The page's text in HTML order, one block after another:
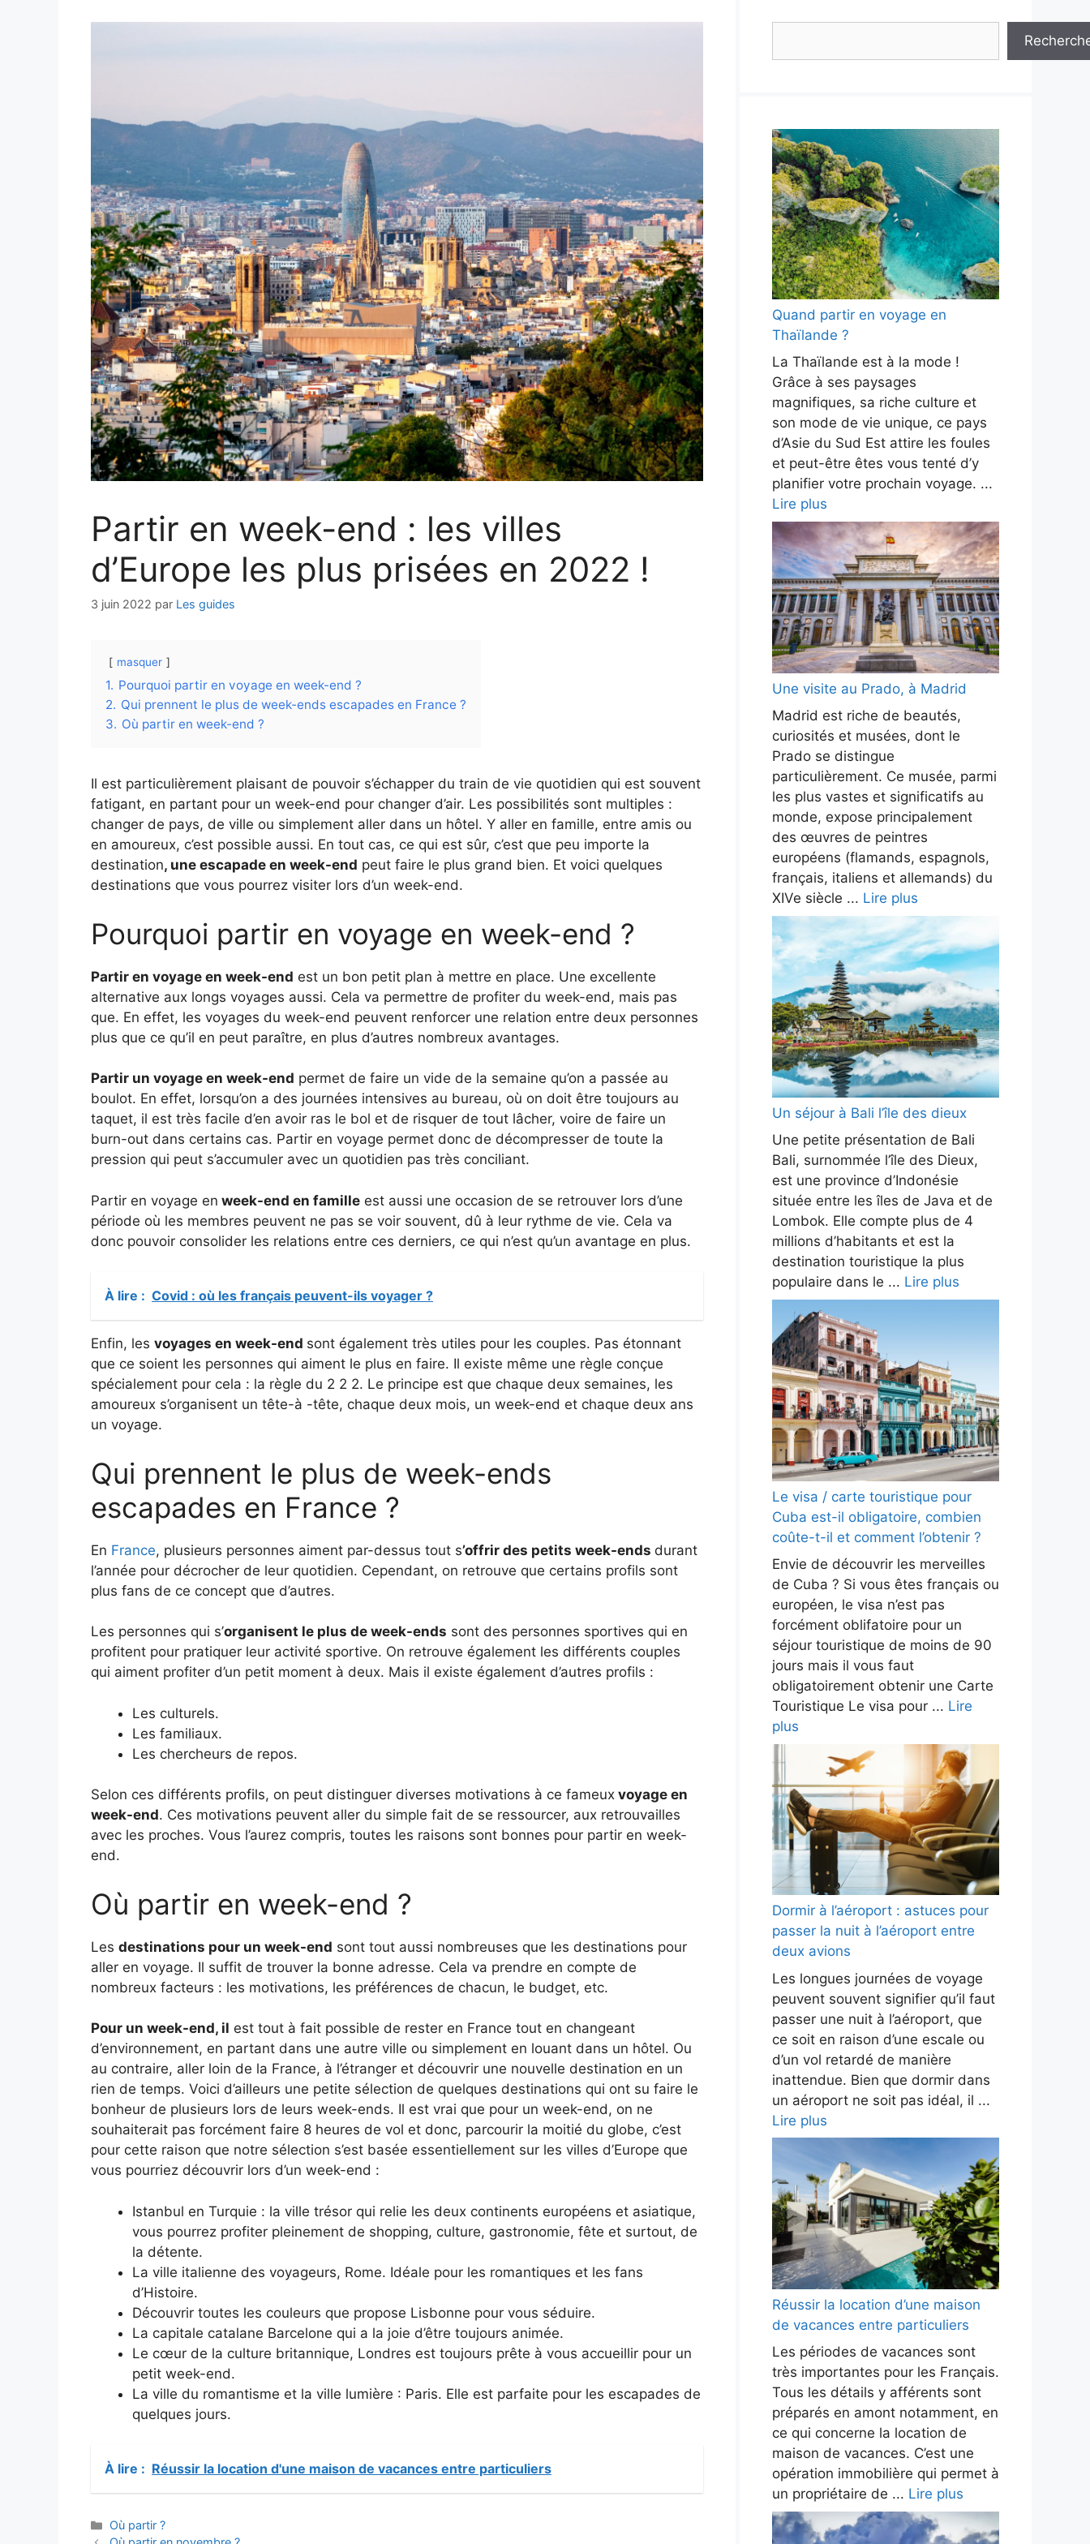
Partir en week-end : les villes
d’Europe les plus prisées en 2022 !
3 juin 2022 par Les guides
masquer
1. Pourquoi partir en voyage en week-end ?
2. Qui prennent le plus de week-ends escapades en France ?
3. Où partir en week-end ?
Il est particulièrement plaisant de pouvoir s’échapper du train de vie quotidien qui est souvent
fatigant, en partant pour un week-end pour changer d’air. Les possibilités sont multiples :
changer de pays, de ville ou simplement aller dans un hôtel. Y aller en famille, entre amis ou
en amoureux, c’est possible aussi. En tout cas, ce qui est sûr, c’est que peu importe la
destination, une escapade en week-end peut faire le plus grand bien. Et voici quelques
destinations que vous pourrez visiter lors d’un week-end.
Pourquoi partir en voyage en week-end ?
Partir en voyage en week-end est un bon petit plan à mettre en place. Une excellente
alternative aux longs voyages aussi. Cela va permettre de profiter du week-end, mais pas
que. En effet, les voyages du week-end peuvent renforcer une relation entre deux personnes
plus que ce qu’il en peut paraître, en plus d’autres nombreux avantages.
Partir un voyage en week-end permet de faire un vide de la semaine qu’on a passée au
boulot. En effet, lorsqu’on a des journées intensives au bureau, où on doit être toujours au
taquet, il est très facile d’en avoir ras le bol et de risquer de tout lâcher, voire de faire un
burn-out dans certains cas. Partir en voyage permet donc de décompresser de toute la
pression qui peut s’accumuler avec un quotidien pas très conciliant.
Partir en voyage en week-end en famille est aussi une occasion de se retrouver lors d’une
période où les membres peuvent ne pas se voir souvent, dû à leur rythme de vie. Cela va
donc pouvoir consolider les relations entre ces derniers, ce qui n’est qu’un avantage en plus.
À lire : Covid : où les français peuvent-ils voyager ?
Enfin, les voyages en week-end sont également très utiles pour les couples. Pas étonnant
que ce soient les personnes qui aiment le plus en faire. Il existe même une règle conçue
spécialement pour cela : la règle du 2 2 2. Le principe est que chaque deux semaines, les
amoureux s’organisent un tête-à -tête, chaque deux mois, un week-end et chaque deux ans
un voyage.
Qui prennent le plus de week-ends
escapades en France ?
En France, plusieurs personnes aiment par-dessus tout s’offrir des petits week-ends durant
l’année pour décrocher de leur quotidien. Cependant, on retrouve que certains profils sont
plus fans de ce concept que d’autres.
Les personnes qui s’organisent le plus de week-ends sont des personnes sportives qui en
profitent pour pratiquer leur activité sportive. On retrouve également les différents couples
qui aiment profiter d’un petit moment à deux. Mais il existe également d’autres profils :
Les culturels.
Les familiaux.
Les chercheurs de repos.
Selon ces différents profils, on peut distinguer diverses motivations à ce fameux voyage en
week-end. Ces motivations peuvent aller du simple fait de se ressourcer, aux retrouvailles
avec les proches. Vous l’aurez compris, toutes les raisons sont bonnes pour partir en week-
end.
Où partir en week-end ?
Les destinations pour un week-end sont tout aussi nombreuses que les destinations pour
aller en voyage. Il suffit de trouver la bonne adresse. Cela va prendre en compte de
nombreux facteurs : les motivations, les préférences de chacun, le budget, etc.
Pour un week-end, il est tout à fait possible de rester en France tout en changeant
d’environnement, en partant dans une autre ville ou simplement en louant dans un hôtel. Ou
au contraire, aller loin de la France, à l’étranger et découvrir une nouvelle destination en un
rien de temps. Voici d’ailleurs une petite sélection de quelques destinations qui ont su faire le
bonheur de plusieurs lors de leurs week-ends. Il est vrai que pour un week-end, on ne
souhaiterait pas forcément faire 8 heures de vol et donc, parcourir la moitié du globe, c’est
pour cette raison que notre sélection s’est basée essentiellement sur les villes d’Europe que
vous pourriez découvrir lors d’un week-end :
Istanbul en Turquie : la ville trésor qui relie les deux continents européens et asiatique,
vous pourrez profiter pleinement de shopping, culture, gastronomie, fête et surtout, de
la détente.
La ville italienne des voyageurs, Rome. Idéale pour les romantiques et les fans
d’Histoire.
Découvrir toutes les couleurs que propose Lisbonne pour vous séduire.
La capitale catalane Barcelone qui a la joie d’être toujours animée.
Le cœur de la culture britannique, Londres est toujours prête à vous accueillir pour un
petit week-end.
La ville du romantisme et la ville lumière : Paris. Elle est parfaite pour les escapades de
quelques jours.
À lire : Réussir la location d'une maison de vacances entre particuliers
Catégories
Où partir ?
Quand partir en voyage en
Thaïlande ?
La Thaïlande est à la mode !
Grâce à ses paysages
magnifiques, sa riche culture et
son mode de vie unique, ce pays
d’Asie du Sud Est attire les foules
et peut-être êtes vous tenté d’y
planifier votre prochain voyage. ...
Lire plus
Une visite au Prado, à Madrid
Madrid est riche de beautés,
curiosités et musées, dont le
Prado se distingue
particulièrement. Ce musée, parmi
les plus vastes et significatifs au
monde, expose principalement
des œuvres de peintres
européens (flamands, espagnols,
français, italiens et allemands) du
XIVe siècle ... Lire plus
Un séjour à Bali l’île des dieux
Une petite présentation de Bali
Bali, surnommée l’île des Dieux,
est une province d’Indonésie
située entre les îles de Java et de
Lombok. Elle compte plus de 4
millions d’habitants et est la
destination touristique la plus
populaire dans le ... Lire plus
Le visa / carte touristique pour
Cuba est-il obligatoire, combien
coûte-t-il et comment l’obtenir ?
Envie de découvrir les merveilles
de Cuba ? Si vous êtes français ou
européen, le visa n’est pas
forcément oblifatoire pour un
séjour touristique de moins de 90
jours mais il vous faut
obligatoirement obtenir une Carte
Touristique Le visa pour ... Lire
plus
Dormir à l’aéroport : astuces pour
passer la nuit à l’aéroport entre
deux avions
Les longues journées de voyage
peuvent souvent signifier qu’il faut
passer une nuit à l’aéroport, que
ce soit en raison d’une escale ou
d’un vol retardé de manière
inattendue. Bien que dormir dans
un aéroport ne soit pas idéal, il ...
Lire plus
Réussir la location d’une maison
de vacances entre particuliers
Les périodes de vacances sont
très importantes pour les Français.
Tous les détails y afférents sont
préparés en amont notamment, en
ce qui concerne la location de
maison de vacances. C’est une
opération immobilière qui permet à
un propriétaire de ... Lire plus